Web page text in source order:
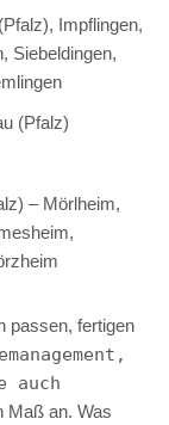
Impflingen,
Siebeldingen,
(Pfalz)
– Mörlheim,
passen, fertigen
auch
Maß an. Was